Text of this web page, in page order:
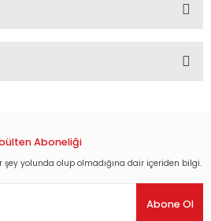
ederiz.
bilgiler bulunuyor.
Aboneliği
şey yolunda olup olmadığına dair içeriden bilgi.
Abone Ol